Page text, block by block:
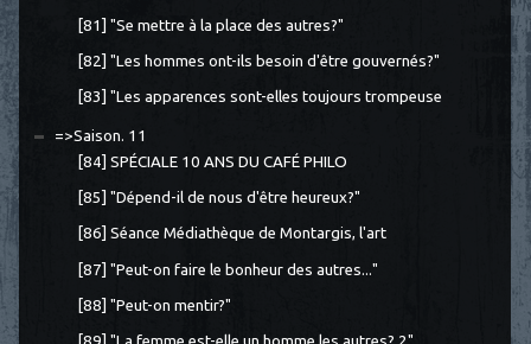
[81] "Se mettre à la place des autres?"
[82] "Les hommes ont-ils besoin d'être gouvernés?"
[83] "Les apparences sont-elles toujours trompeuse
=>Saison. 11
[84] SPÉCIALE 10 ANS DU CAFÉ PHILO
[85] "Dépend-il de nous d'être heureux?"
[86] Séance Médiathèque de Montargis, l'art
[87] "Peut-on faire le bonheur des autres..."
[88] "Peut-on mentir?"